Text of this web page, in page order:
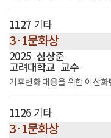
1127 기타
3·1문화상
2025 심상준
고려대학교 교수
기후변화 대응을 위한 이산
1126 기타
3·1문화상